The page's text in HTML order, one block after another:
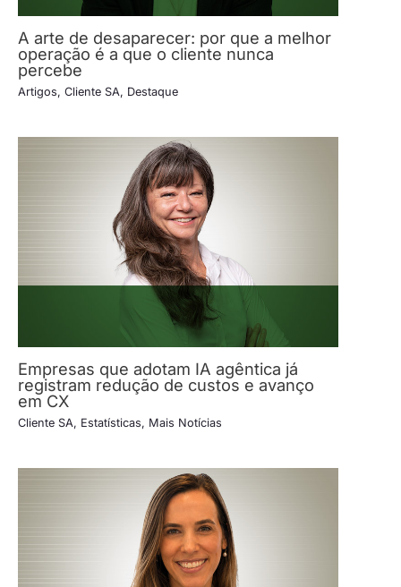
A arte de desaparecer: por que a melhor
operação é a que o cliente nunca
percebe
Artigos, Cliente SA, Destaque
Empresas que adotam IA agêntica já
registram redução de custos e avanço
em CX
Cliente SA, Estatísticas, Mais Notícias